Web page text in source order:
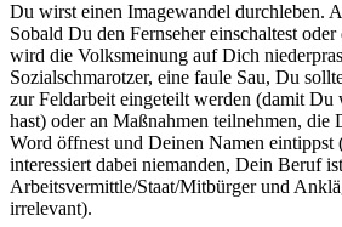
Du wirst einen Imagewandel durchleben.
Sobald Du den Fernseher einschaltest
wird die Volksmeinung auf Dich
Sozialschmarotzer, eine faule Sau, Du
zur Feldarbeit eingeteilt werden (damit
hast) oder an Maßnahmen teilnehmen,
Word öffnest und Deinen Namen
interessiert dabei niemanden, Dein Beruf
Arbeitsvermittle/Staat/Mitbürger und
irrelevant).